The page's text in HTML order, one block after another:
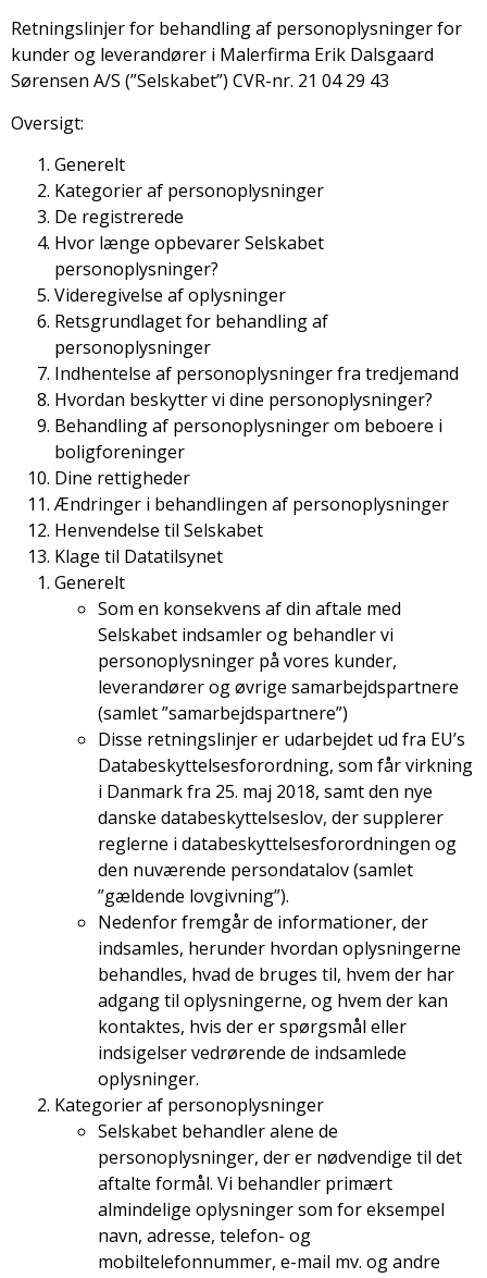
Retningslinjer for behandling af personoplysninger for
kunder og leverandører i Malerfirma Erik Dalsgaard
Sørensen A/S (”Selskabet”) CVR-nr. 21 04 29 43
Oversigt:
Generelt
Kategorier af personoplysninger
De registrerede
Hvor længe opbevarer Selskabet
personoplysninger?
Videregivelse af oplysninger
Retsgrundlaget for behandling af
personoplysninger
Indhentelse af personoplysninger fra tredjemand
Hvordan beskytter vi dine personoplysninger?
Behandling af personoplysninger om beboere i
boligforeninger
Dine rettigheder
Ændringer i behandlingen af personoplysninger
Henvendelse til Selskabet
Klage til Datatilsynet
Generelt
Som en konsekvens af din aftale med
Selskabet indsamler og behandler vi
personoplysninger på vores kunder,
leverandører og øvrige samarbejdspartnere
(samlet ”samarbejdspartnere”)
Disse retningslinjer er udarbejdet ud fra EU’s
Databeskyttelsesforordning, som får virkning
i Danmark fra 25. maj 2018, samt den nye
danske databeskyttelseslov, der supplerer
reglerne i databeskyttelsesforordningen og
den nuværende persondatalov (samlet
”gældende lovgivning”).
Nedenfor fremgår de informationer, der
indsamles, herunder hvordan oplysningerne
behandles, hvad de bruges til, hvem der har
adgang til oplysningerne, og hvem der kan
kontaktes, hvis der er spørgsmål eller
indsigelser vedrørende de indsamlede
oplysninger.
Kategorier af personoplysninger
Selskabet behandler alene de
personoplysninger, der er nødvendige til det
aftalte formål. Vi behandler primært
almindelige oplysninger som for eksempel
navn, adresse, telefon- og
mobiltelefonnummer, e-mail mv. og andre